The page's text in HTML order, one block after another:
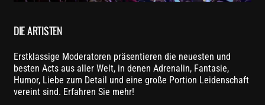
DIE ARTISTEN
Erstklassige Moderatoren präsentieren die neuesten und
besten Acts aus aller Welt, in denen Adrenalin, Fantasie,
Humor, Liebe zum Detail und eine große Portion Leidenschaft
vereint sind. Erfahren Sie mehr!